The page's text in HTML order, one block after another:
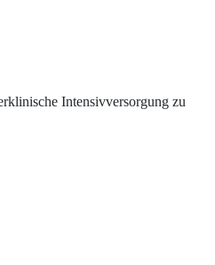
Intensivversorgung zu